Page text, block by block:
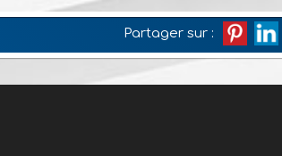
Partager sur :